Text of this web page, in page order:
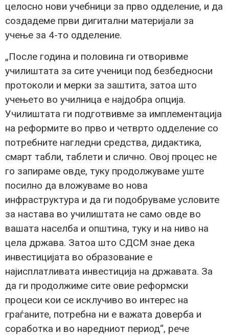
целосно нови учебници за прво одделение, и да
создадеме први дигитални материјали за
учење за 4-то одделение.
„После година и половина ги отворивме
училиштата за сите ученици под безбедносни
протоколи и мерки за заштита, затоа што
учењето во училница е најдобра опција.
Училиштата ги подготвивме за имплементација
на реформите во прво и четврто одделение со
потребните нагледни средства, дидактика,
смарт табли, таблети и слично. Овој процес не
го запираме овде, туку продолжуваме уште
посилно да вложуваме во нова
инфраструктура и да ги подобруваме условите
за настава во училиштата не само овде во
вашата населба и општина, туку и на ниво на
цела држава. Затоа што СДСМ знае дека
инвестицијата во образование е
најисплатливата инвестиција на државата. За
да ги продолжиме сите овие реформски
процеси кои се исклучиво во интерес на
граѓаните, потребна ни е важата доверба и
соработка и во наредниот период“, рече